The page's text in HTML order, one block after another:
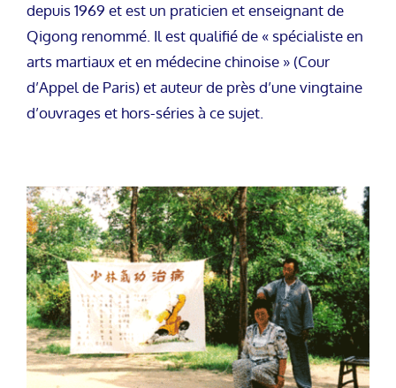
depuis 1969 et est un praticien et enseignant de
Qigong renommé. Il est qualifié de « spécialiste en
arts martiaux et en médecine chinoise » (Cour
d’Appel de Paris) et auteur de près d’une vingtaine
d’ouvrages et hors-séries à ce sujet.